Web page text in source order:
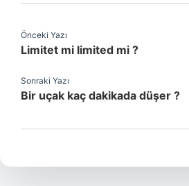
Önceki Yazı
Limitet mi limited mi ?
Sonraki Yazı
Bir uçak kaç dakikada düşer ?